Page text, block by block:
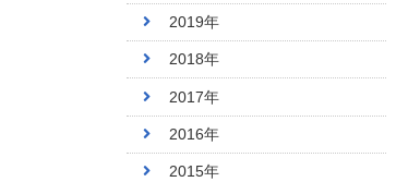
2019年
2018年
2017年
2016年
2015年